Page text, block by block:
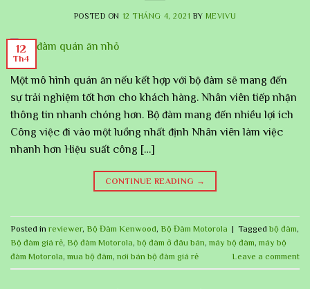
POSTED ON 12 THÁNG 4, 2021 BY MEVIVU
12
Th4
Một mô hình quán ăn nếu kết hợp với bộ đàm sẽ mang đến
sự trải nghiệm tốt hơn cho khách hàng. Nhân viên tiếp nhận
thông tin nhanh chóng hơn. Bộ đàm mang đến nhiều lợi ích
Công việc đi vào một luồng nhất định Nhân viên làm việc
nhanh hơn Hiệu suất công […]
CONTINUE READING →
Posted in reviewer, Bộ Đàm Kenwood, Bộ Đàm Motorola | Tagged bộ đàm,
Bộ đàm giá rẻ, Bộ đàm Motorola, bộ đàm ở đâu bán, máy bộ đàm, máy bộ
đàm Motorola, mua bộ đàm, nơi bán bộ đàm giá rẻ Leave a comment